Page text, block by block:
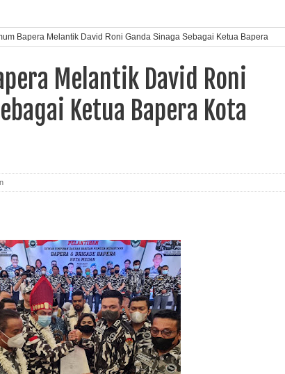
Bapera Melantik David Roni Ganda Sinaga Sebagai Ketua Bapera
Melantik David Roni
Ketua Bapera Kota